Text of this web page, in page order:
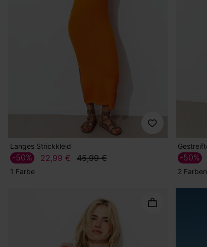
Langes Strickkleid
22,99 € 45,99 €
-50%
1 Farbe
-50%
2 Farben